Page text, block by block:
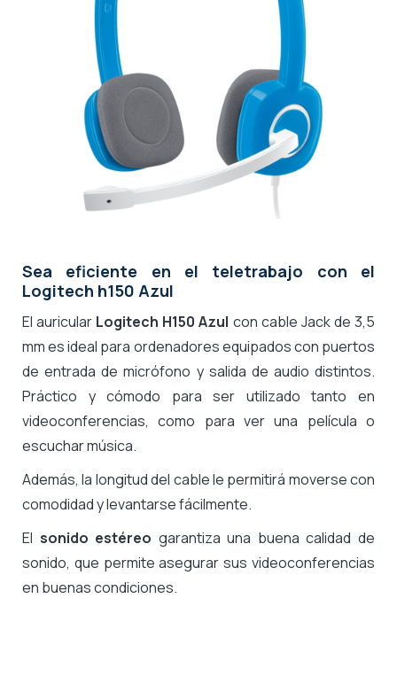
Sea eficiente en el teletrabajo con el
Logitech h150 Azul
El auricular Logitech H150 Azul con cable Jack de 3,5
mmes ideal para ordenadores equipados con puertos
de entrada de micrófono y salida de audio distintos.
Práctico y cómodo para ser utilizado tanto en
videoconferencias, como para ver una película o
escuchar música.
Además, la longitud del cable le permitirá moverse con
comodidad y levantarse fácilmente.
El sonido estéreo garantiza una buena calidad de
sonido, que permite asegurar sus videoconferencias
en buenas condiciones.